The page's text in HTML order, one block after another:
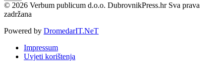
© 2026 Verbum publicum d.o.o. DubrovnikPress.hr Sva prava
zadržana
Powered by DromedarIT.NeT
Impressum
Uvjeti korištenja